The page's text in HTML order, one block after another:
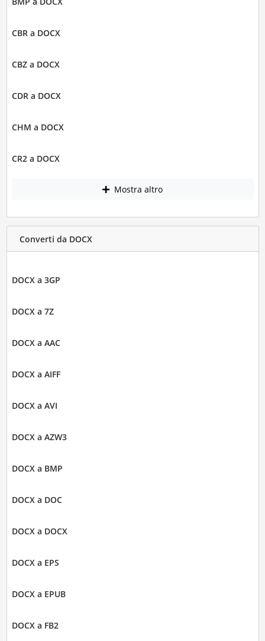
CBR a DOCX
CBZ a DOCX
CDR a DOCX
CHM a DOCX
CR2 a DOCX
Mostra altro
Converti da DOCX
DOCX a 3GP
DOCX a 7Z
DOCX a AAC
DOCX a AIFF
DOCX a AVI
DOCX a AZW3
DOCX a BMP
DOCX a DOC
DOCX a DOCX
DOCX a EPS
DOCX a EPUB
DOCX a FB2